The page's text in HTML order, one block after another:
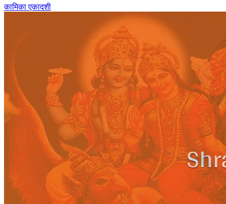
कामिका एकादशी